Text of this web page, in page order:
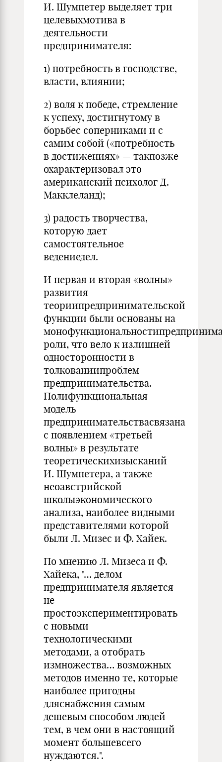
И. Шумпетер выделяет три
целевыхмотива в
деятельности
предпринимателя:
1) потребность в господстве,
власти, влиянии;
2) воля к победе, стремление
к успеху, достигнутому в
борьбес соперниками и с
самим собой («потребность
в достижениях» — такпозже
охарактеризовал это
американский психолог Д.
Макклеланд);
3) радость творчества,
которую дает
самостоятельное
ведениедел.
И первая и вторая «волны»
развития
теориипредпринимательской
функции были основаны на
роли, что вело к излишней
односторонности в
толкованиипроблем
предпринимательства.
Полифункциональная
модель
предпринимательствасвязана
с появлением «третьей
волны» в результате
теоретическихизысканий
И. Шумпетера, а также
неоавстрийской
школыэкономического
анализа, наиболее видными
представителями которой
были Л. Мизес и Ф. Хайек.
По мнению Л. Мизеса и Ф.
Хайека, "… делом
предпринимателя является
не
простоэкспериментировать
с новыми
технологическими
методами, а отобрать
измножества… возможных
методов именно те, которые
наиболее пригодны
дляснабжения самым
дешевым способом людей
тем, в чем они в настоящий
момент большевсего
нуждаются.".